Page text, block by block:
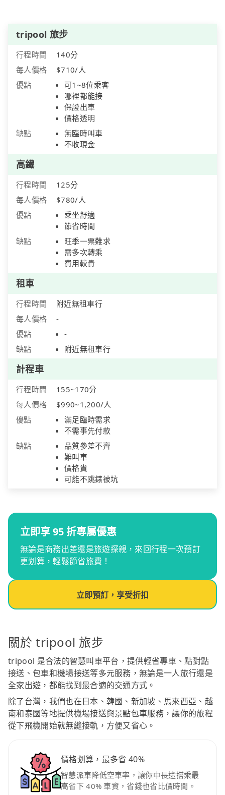
tripool 旅步
行程時間
140分
每人價格
$710/人
優點
可1~8位乘客
哪裡都能接
保證出車
價格透明
缺點
無臨時叫車
不收現金
高鐵
行程時間
125分
每人價格
$780/人
優點
乘坐舒適
節省時間
缺點
旺季一票難求
需多次轉乘
費用較貴
租車
行程時間
附近無租車行
每人價格
-
優點
-
缺點
附近無租車行
計程車
行程時間
155~170分
每人價格
$990~1,200/人
優點
滿足臨時需求
不需事先付款
缺點
品質參差不齊
難叫車
價格貴
可能不跳錶被坑
立即享 95 折專屬優惠
無論是商務出差還是旅遊探親，來回行程一次預訂
更划算，輕鬆節省旅費！
立即預訂，享受折扣
關於 tripool 旅步
tripool 是合法的智慧叫車平台，提供輕省專車、點對點
接送、包車和機場接送等多元服務，無論是一人旅行還是
全家出遊，都能找到最合適的交通方式。
除了台灣，我們也在日本、韓國、新加坡、馬來西亞、越
南和泰國等地提供機場接送與景點包車服務，讓你的旅程
從下飛機開始就無縫接軌，方便又省心。
價格划算，最多省 40%
智慧派車降低空車率，讓你中長途搭乘最
高省下 40% 車資，省錢也省比價時間。